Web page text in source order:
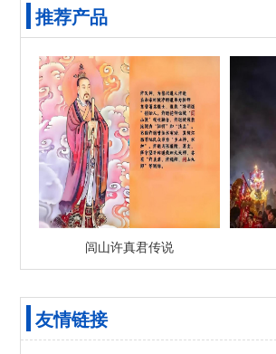
推荐产品
闾山许真君传说
友情链接